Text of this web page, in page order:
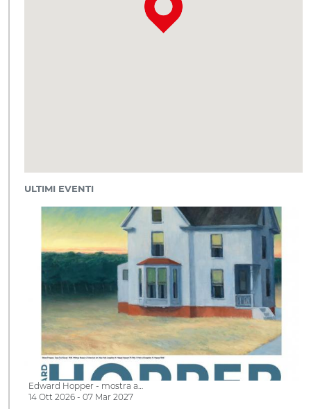
ULTIMI EVENTI
Edward Hopper - mostra a…
14 Ott 2026 - 07 Mar 2027